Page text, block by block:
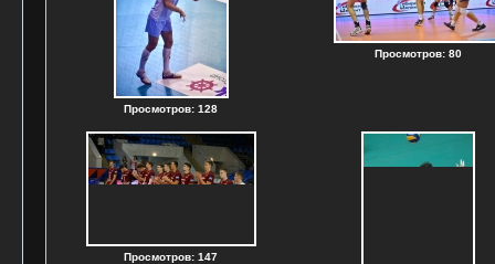
Просмотров: 128
Просмотров: 80
Просмотров: 147